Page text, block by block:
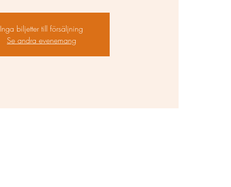
Inga biljetter till försäljning
Se andra evenemang